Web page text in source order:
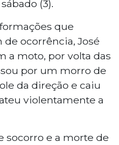
(3).
que
ocorrência, José
a moto, por volta das
por um morro de
da direção e caiu
violentamente a
socorro e a morte de